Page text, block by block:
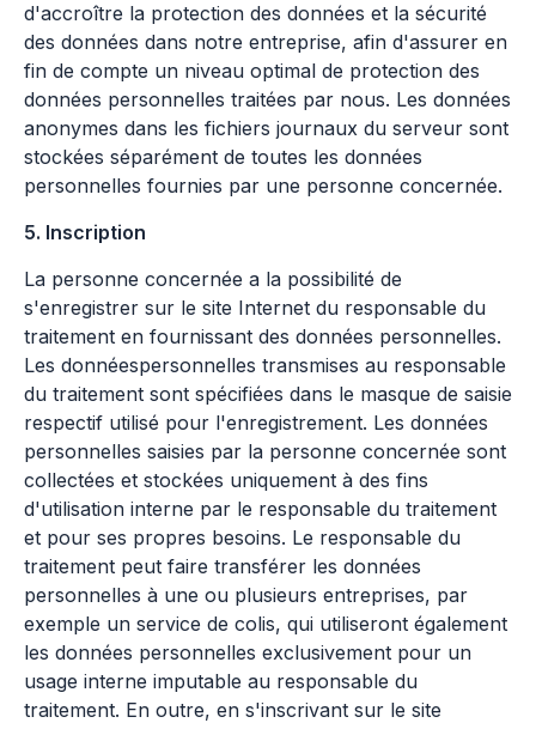
d'accroître la protection des données et la sécurité
des données dans notre entreprise, afin d'assurer en
fin de compte un niveau optimal de protection des
données personnelles traitées par nous. Les données
anonymes dans les fichiers journaux du serveur sont
stockées séparément de toutes les données
personnelles fournies par une personne concernée.
5. Inscription
La personne concernée a la possibilité de
s'enregistrer sur le site Internet du responsable du
traitement en fournissant des données personnelles.
Les donnéespersonnelles transmises au responsable
du traitement sont spécifiées dans le masque de saisie
respectif utilisé pour l'enregistrement. Les données
personnelles saisies par la personne concernée sont
collectées et stockées uniquement à des fins
d'utilisation interne par le responsable du traitement
et pour ses propres besoins. Le responsable du
traitement peut faire transférer les données
personnelles à une ou plusieurs entreprises, par
exemple un service de colis, qui utiliseront également
les données personnelles exclusivement pour un
usage interne imputable au responsable du
traitement. En outre, en s'inscrivant sur le site